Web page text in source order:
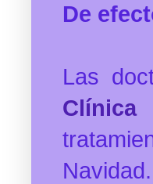
De
Las
Clínica